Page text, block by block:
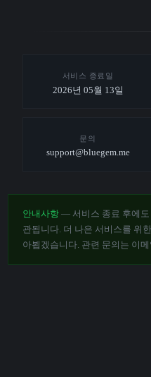
서비스 종료일
2026년 05월 13일
문의
support@bluegem.me
안내사항 — 서비스 종료 후에도
관됩니다. 더 나은 서비스를 위
아뵙겠습니다. 관련 문의는 이